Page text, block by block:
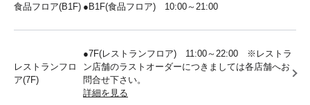
食品フロア(B1F) ●B1F(食品フロア) 10:00～21:00
レストランフロ
ア(7F)
●7F(レストランフロア) 11:00～22:00 ※レストラ
ン店舗のラストオーダーにつきましては各店舗へお
問合せ下さい。
詳細を見る